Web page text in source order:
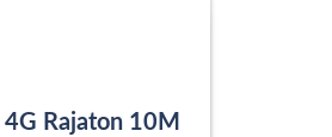
4G Rajaton 10M